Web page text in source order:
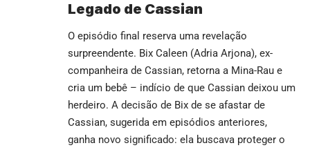
Legado de Cassian
O episódio final reserva uma revelação
surpreendente. Bix Caleen (Adria Arjona), ex-
companheira de Cassian, retorna a Mina-Rau e
cria um bebê – indício de que Cassian deixou um
herdeiro. A decisão de Bix de se afastar de
Cassian, sugerida em episódios anteriores,
ganha novo significado: ela buscava proteger o